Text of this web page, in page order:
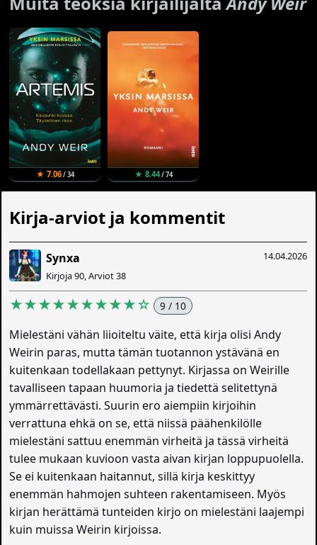
★ 7.06/ 34 ★ 8.44/ 74
Kirja-arviot ja kommentit
14.04.2026
Synxa
Kirjoja 90, Arviot 38
★★★★★★★★★☆ 9 / 10
Mielestäni vähän liioiteltu väite, että kirja olisi Andy
Weirin paras, mutta tämän tuotannon ystävänä en
kuitenkaan todellakaan pettynyt. Kirjassa on Weirille
tavalliseen tapaan huumoria ja tiedettä selitettynä
ymmärrettävästi. Suurin ero aiempiin kirjoihin
verrattuna ehkä on se, että niissä päähenkilölle
mielestäni sattuu enemmän virheitä ja tässä virheitä
tulee mukaan kuvioon vasta aivan kirjan loppupuolella.
Se ei kuitenkaan haitannut, sillä kirja keskittyy
enemmän hahmojen suhteen rakentamiseen. Myös
kirjan herättämä tunteiden kirjo on mielestäni laajempi
kuin muissa Weirin kirjoissa.